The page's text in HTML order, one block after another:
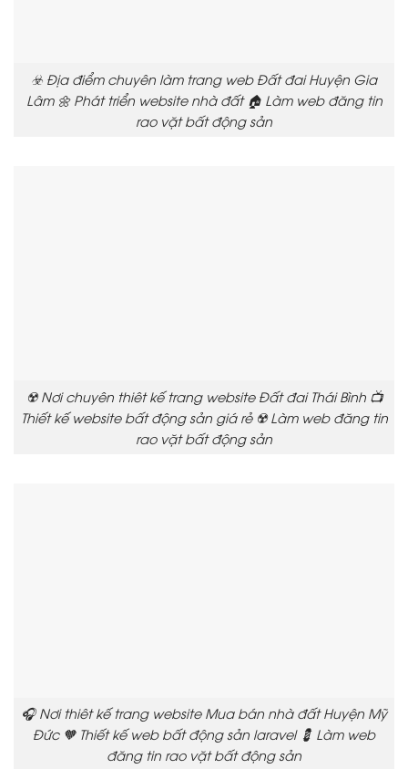
☣️ Địa điểm chuyên làm trang web Đất đai Huyện Gia
Lâm 🌼 Phát triển website nhà đất 🏠 Làm web đăng tin
rao vặt bất động sản
☢️ Nơi chuyên thiêt kế trang website Đất đai Thái Bình 📺
Thiết kế website bất động sản giá rẻ ☢️ Làm web đăng tin
rao vặt bất động sản
🎧 Nơi thiêt kế trang website Mua bán nhà đất Huyện Mỹ
Đức 🧡 Thiết kế web bất động sản laravel 💈 Làm web
đăng tin rao vặt bất động sản